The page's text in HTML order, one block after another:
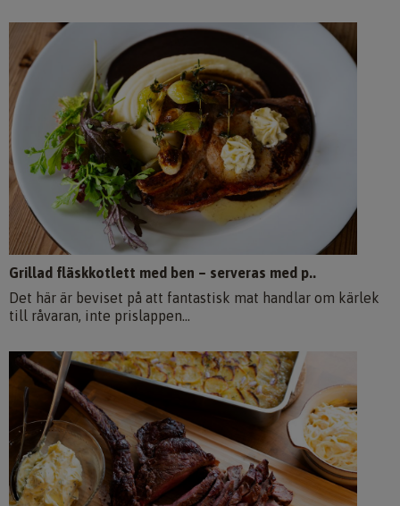
Grillad fläskkotlett med ben – serveras med p..
Det här är beviset på att fantastisk mat handlar om kärlek
till råvaran, inte prislappen...